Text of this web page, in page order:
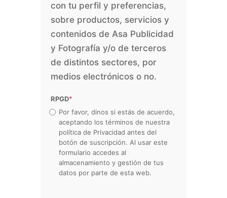
con tu perfil y preferencias,
sobre productos, servicios y
contenidos de Asa Publicidad
y Fotografía y/o de terceros
de distintos sectores, por
medios electrónicos o no.
RPGD*
Por favor, dinos si estás de acuerdo,
aceptando los términos de nuestra
política de Privacidad antes del
botón de suscripción. Al usar este
formulario accedes al
almacenamiento y gestión de tus
datos por parte de esta web.